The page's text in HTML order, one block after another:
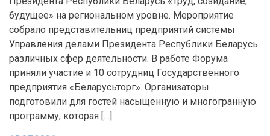
будущее» на региональном уровне. Мероприятие
собрало представительниц предприятий системы
Управления делами Президента Республики Беларусь
различных сфер деятельности. В работе Форума
приняли участие и 10 сотрудниц Государственного
предприятия «Беларусьторг». Организаторы
подготовили для гостей насыщенную и многогранную
программу, которая […]